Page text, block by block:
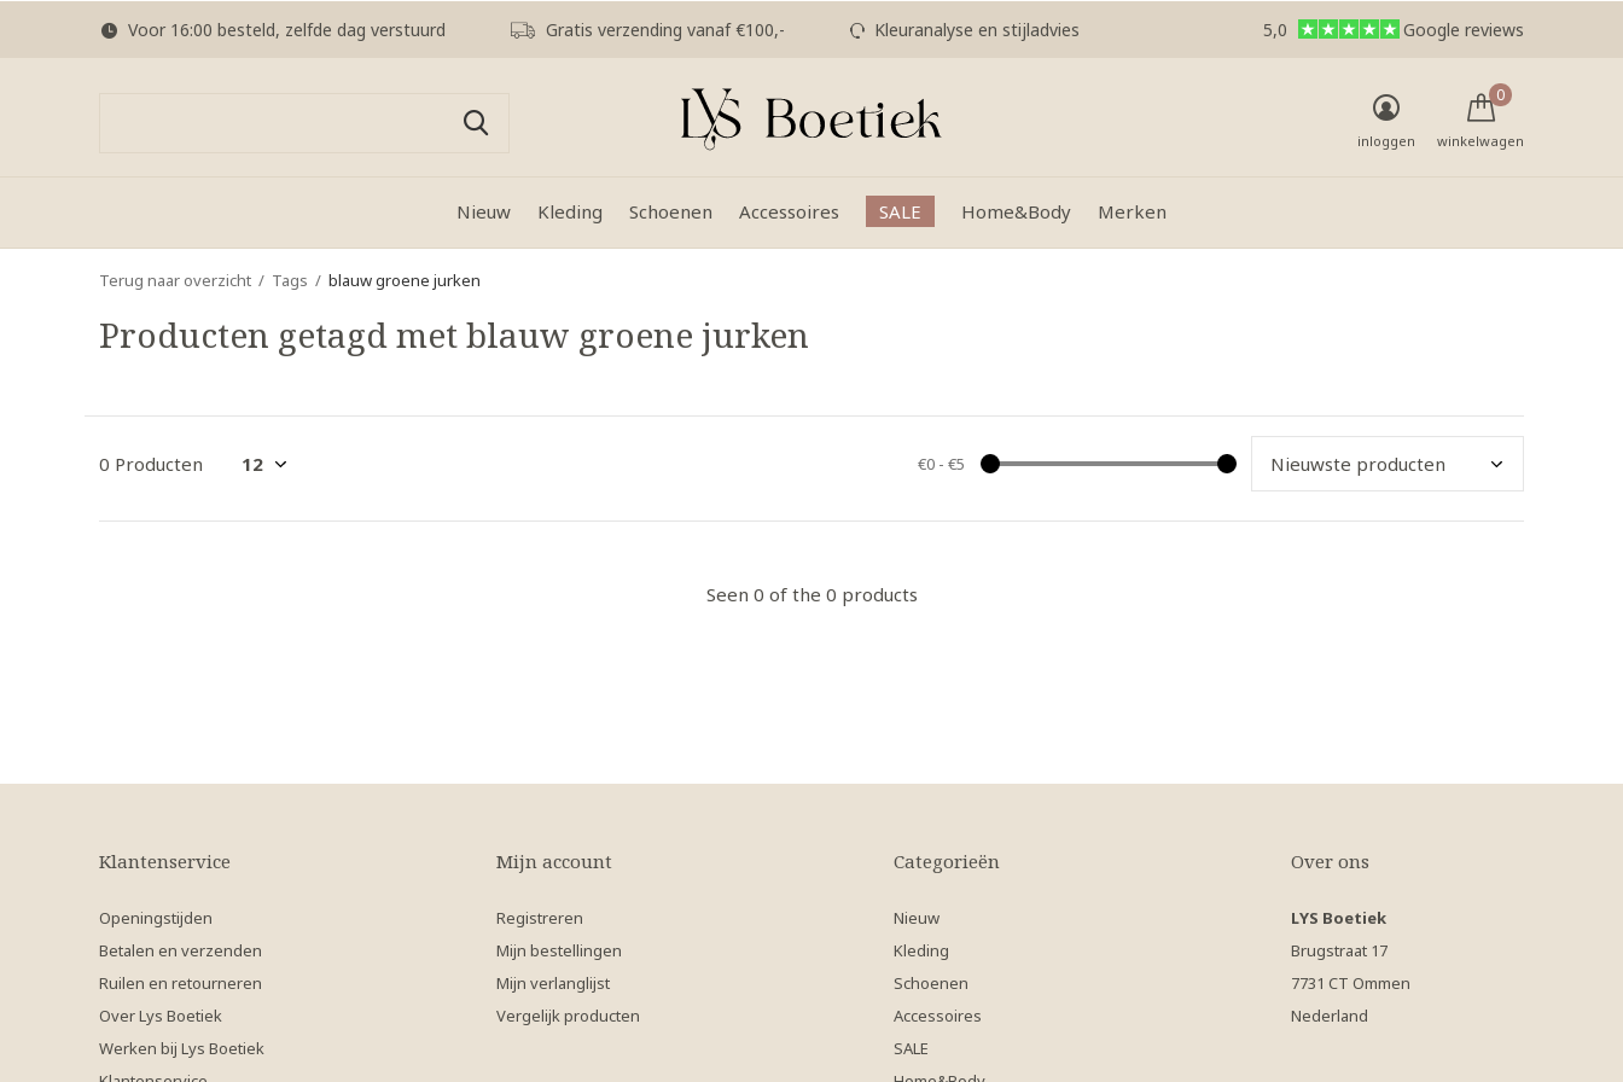
Nieuw Kleding Schoenen Accessoires SALE Home&Body Merken
inloggen winkelwagen
0
Voor 16:00 besteld, zelfde dag verstuurd Gratis verzending vanaf €100,- Kleuranalyse en stijladvies 5,0 Google reviews
Terug naar overzicht Tags blauw groene jurken
Producten getagd met blauw groene jurken
0 Producten €0- €5
Seen 0 of the 0 products
Klantenservice
Openingstijden
Betalen en verzenden
Ruilen en retourneren
Over Lys Boetiek
Werken bij Lys Boetiek
Mijn account
Registreren
Mijn bestellingen
Mijn verlanglijst
Vergelijk producten
Categorieën
Nieuw
Kleding
Schoenen
Accessoires
SALE
Over ons
LYS Boetiek
Brugstraat 17
7731 CT Ommen
Nederland